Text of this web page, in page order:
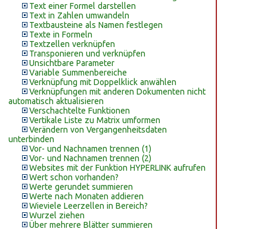
Text einer Formel darstellen
Text in Zahlen umwandeln
Textbausteine als Namen festlegen
Texte in Formeln
Textzellen verknüpfen
Transponieren und verknüpfen
Unsichtbare Parameter
Variable Summenbereiche
Verknüpfung mit Doppelklick anwählen
Verknüpfungen mit anderen Dokumenten nicht
automatisch aktualisieren
Verschachtelte Funktionen
Vertikale Liste zu Matrix umformen
Verändern von Vergangenheitsdaten
unterbinden
Vor- und Nachnamen trennen (1)
Vor- und Nachnamen trennen (2)
Websites mit der Funktion HYPERLINK aufrufen
Wert schon vorhanden?
Werte gerundet summieren
Werte nach Monaten addieren
Wieviele Leerzellen in Bereich?
Wurzel ziehen
Über mehrere Blätter summieren